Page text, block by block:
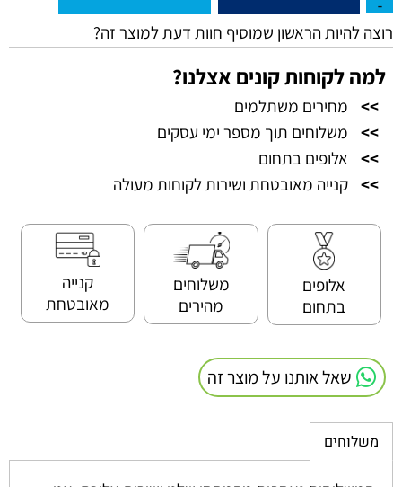
רוצה להיות הראשון שמוסיף חוות דעת למוצר זה?
למה לקוחות קונים אצלנו?
>>
מחירים משתלמים
>>
משלוחים תוך מספר ימי עסקים
>>
אלופים בתחום
>> קנייה מאובטחת ושירות לקוחות מעולה
אלופים
בתחום
משלוחים
מהירים
קנייה
מאובטחת
שאל אותנו על מוצר זה
משלוחים